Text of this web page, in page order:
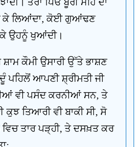
ਕੇ ਲਿਆਂਦਾ, ਕੋਈ ਗੁਆਂਢਣ
ਕੇ ਉਹਨੂੰ ਖੁਆਂਦੀ।
ਕੌਮੀ ਉਸਾਰੀ ਉੱਤੇ ਭਾਸ਼ਣ
ਪਹਿਲੋਂ ਆਪਣੀ ਸ਼੍ਰੀਮਤੀ ਜੀ
ਵੀ ਪਸੰਦ ਕਰਨੀਆਂ ਸਨ, ਤੇ
ਤਿਆਰੀ ਵੀ ਬਾਕੀ ਸੀ, ਸੋ
ਤਾਰ ਪੜ੍ਹੀ, ਤੇ ਦਸਖ਼ਤ ਕਰ